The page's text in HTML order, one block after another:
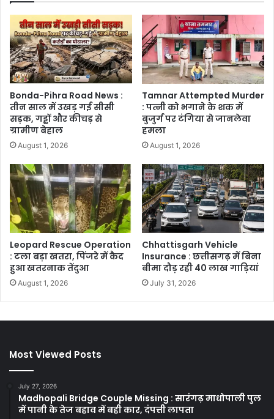
Bonda-Pihra Road News :
तीन साल में उखड़ गई सीसी
सड़क, गड्ढों और कीचड़ से
ग्रामीण बेहाल
August 1, 2026
Tamnar Attempted Murder
: पत्नी को भगाने के शक में
बुजुर्ग पर टंगिया से जानलेवा
हमला
August 1, 2026
Leopard Rescue Operation
: टला बड़ा खतरा, पिंजरे में कैद
हुआ खतरनाक तेंदुआ
August 1, 2026
Chhattisgarh Vehicle
Insurance : छत्तीसगढ़ में बिना
बीमा दौड़ रही 40 लाख गाड़ियां
July 31, 2026
Most Viewed Posts
July 27, 2026
Madhopali Bridge Couple Missing : सारंगढ़ माधोपाली पुल
में पानी के तेज बहाव में बही कार, दंपत्ती लापता